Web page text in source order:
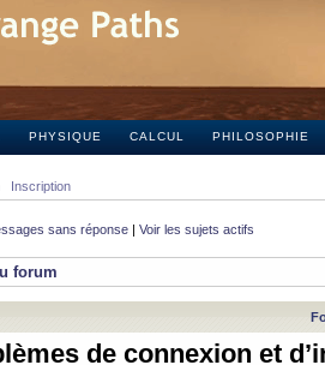
PHYSIQUE CALCUL PHILOSOPHIE
Inscription
sans réponse | Voir les sujets actifs
forum
de connexion et